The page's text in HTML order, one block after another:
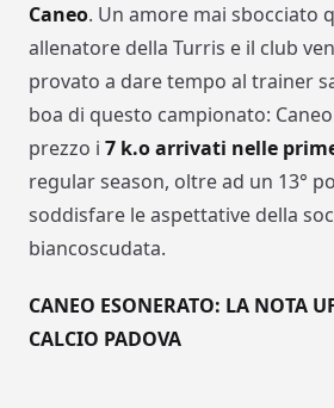
Caneo. Un amore mai sbocciato
allenatore della Turris e il club
provato a dare tempo al trainer
boa di questo campionato:
prezzo i 7 k.o arrivati nelle
regular season, oltre ad un 13°
soddisfare le aspettative della
biancoscudata.
CANEO ESONERATO: LA NOTA
CALCIO PADOVA